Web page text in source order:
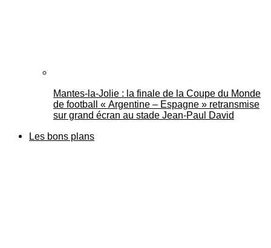
Mantes-la-Jolie : la finale de la Coupe du Monde
de football « Argentine – Espagne » retransmise
sur grand écran au stade Jean-Paul David
Les bons plans